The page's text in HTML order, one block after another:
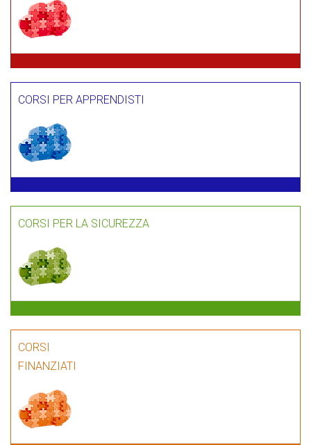
CORSI PER APPRENDISTI
CORSI PER LA SICUREZZA
CORSI
FINANZIATI